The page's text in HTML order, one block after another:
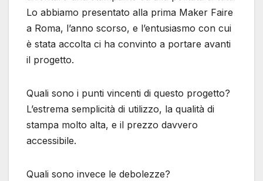
Lo abbiamo presentato alla prima Maker Faire
a Roma, l’anno scorso, e l’entusiasmo con cui
è stata accolta ci ha convinto a portare avanti
il progetto.
Quali sono i punti vincenti di questo progetto?
L’estrema semplicità di utilizzo, la qualità di
stampa molto alta, e il prezzo davvero
accessibile.
Quali sono invece le debolezze?